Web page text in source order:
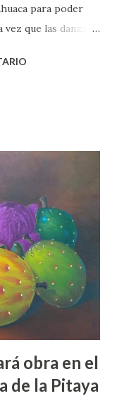
para poder
que las danzas
Abel Guzmán
de Cultura y Artes,
de
frente a la
Tecomaxtlahuaca
embargo, los
danza no es
emblema del
que...
obra en el
de la Pitaya